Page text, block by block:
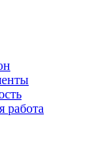
работа